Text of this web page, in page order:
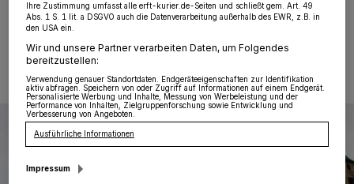
17.11.2025 , 16:07 Uhr
Ihre Zustimmung umfasst alle erft-kurier.de-Seiten und schließt gem. Art. 49
Abs. 1 S. 1 lit. a DSGVO auch die Datenverarbeitung außerhalb des EWR, z.B. in
den USA ein.
Wir und unsere Partner verarbeiten Daten, um Folgendes
bereitzustellen:
Verwendung genauer Standortdaten. Endgeräteeigenschaften zur Identifikation
aktiv abfragen. Speichern von oder Zugriff auf Informationen auf einem Endgerät.
Personalisierte Werbung und Inhalte, Messung von Werbeleistung und der
Performance von Inhalten, Zielgruppenforschung sowie Entwicklung und
Verbesserung von Angeboten.
Ausführliche Informationen
Impressum